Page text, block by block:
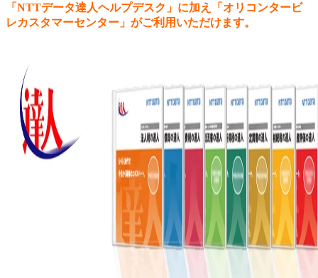
「NTTデータ達人ヘルプデスク」に加え「オリコンタービ
レカスタマーセンター」がご利用いただけます。